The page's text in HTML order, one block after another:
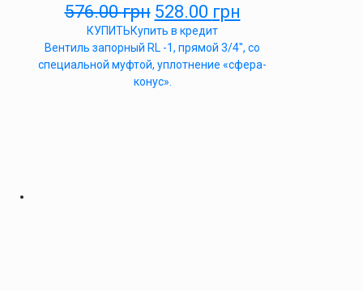
576.00грн 528.00 грн
КУПИТЬКупить в кредит
Вентиль запорный RL -1, прямой 3/4″, со
специальной муфтой, уплотнение «сфера-
конус».